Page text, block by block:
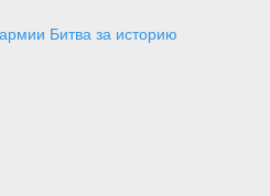
Битва за историю